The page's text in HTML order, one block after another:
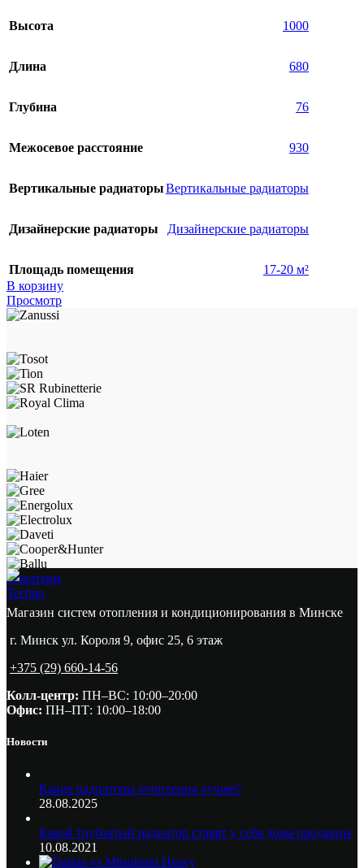
Высота 1000
Длина 680
Глубина 76
Межосевое расстояние 930
Вертикальные радиаторыВертикальные радиаторы
Дизайнерские радиаторы Дизайнерские радиаторы
Площадь помещения
17-20 м²
В корзину
Просмотр
Новатерм
Techno
Магазин систем отопления и кондиционирования в Минске
г. Минск ул. Короля 9, офис 25, 6 этаж
+375 (29) 660-14-56
Колл-центр: ПН–ВС: 10:00–20:00​
Офис: ПН–ПТ: 10:00–18:00
Новости
Какие радиаторы отопления лучше?
28.08.2025
Какой трубчатый радиатор ставят у себя дома продавцы
10.08.2021